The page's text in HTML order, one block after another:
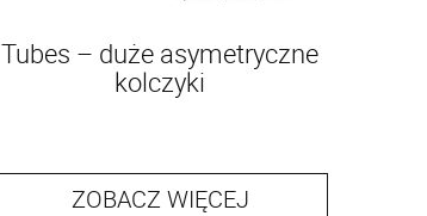
Tubes – duże asymetryczne
kolczyki
ZOBACZ WIĘCEJ